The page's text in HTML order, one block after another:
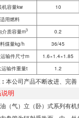
机容量kw
10
适用燃料
介质容量m3 0.2
煤量kg/h
36/45
输件尺寸m
1.6×1.4×1.85
运输件重量t
1.2
本公司产品不断改进、完善
明
（气）立（卧）式系列有